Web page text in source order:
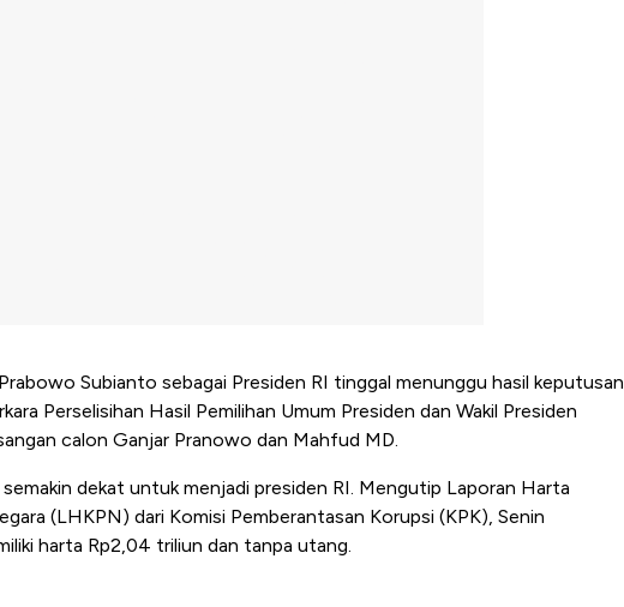
Subianto sebagai Presiden RI tinggal menunggu hasil keputusan
Perselisihan Hasil Pemilihan Umum Presiden dan Wakil Presiden
calon Ganjar Pranowo dan Mahfud MD.
dekat untuk menjadi presiden RI. Mengutip Laporan Harta
(LHKPN) dari Komisi Pemberantasan Korupsi (KPK), Senin
harta Rp2,04 triliun dan tanpa utang.